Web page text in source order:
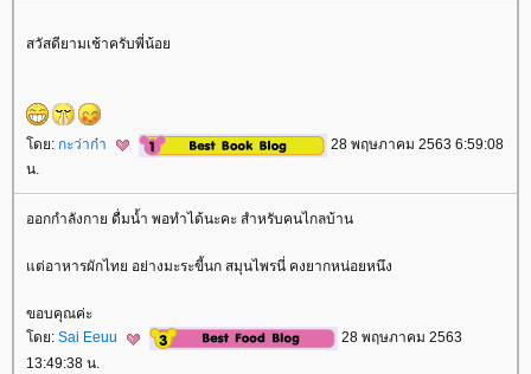
สวัสดียามเช้าครับพี่น้อ
ดย: กะว่าก๋า
28 พฤษภาคม 2563 6:59:08
น.
ออกกำลังกาย ดื่มน้ำ พอทำได้นะคะ สำหรับคนไกลบ้าน
ต่อาหารผักไทย อย่างมะระขี้นก สมุนไพรนี่ คงยากหน่อยหนึง
ขอบคุณค่ะ
ดย: Sai Eeuu
28 พฤษภาคม 2563
13:49:38 น.